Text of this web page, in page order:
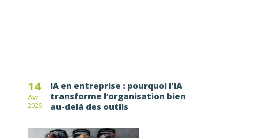
14
Avr
2026
IA en entreprise : pourquoi l'IA
transforme l’organisation bien
au-delà des outils